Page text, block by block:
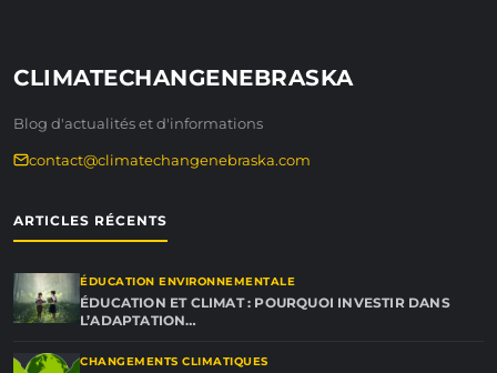
CLIMATECHANGENEBRASKA
Blog d'actualités et d'informations
contact@climatechangenebraska.com
ARTICLES RÉCENTS
ÉDUCATION ENVIRONNEMENTALE
ÉDUCATION ET CLIMAT : POURQUOI INVESTIR DANS
L’ADAPTATION…
CHANGEMENTS CLIMATIQUES